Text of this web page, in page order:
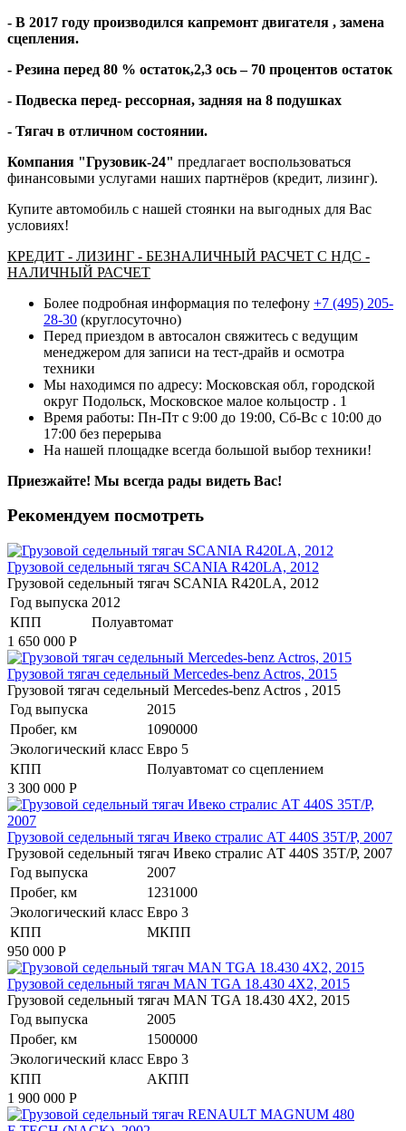
- В 2017 году производился капремонт двигателя , замена
сцепления.
- Резина перед 80 % остаток,2,3 ось – 70 процентов остаток
- Подвеска перед- рессорная, задняя на 8 подушках
- Тягач в отличном состоянии.
Компания "Грузовик-24" предлагает воспользоваться
финансовыми услугами наших партнёров (кредит, лизинг).
Купите автомобиль с нашей стоянки на выгодных для Вас
условиях!
КРЕДИТ - ЛИЗИНГ - БЕЗНАЛИЧНЫЙ РАСЧЕТ С НДС -
НАЛИЧНЫЙ РАСЧЕТ
Более подробная информация по телефону +7 (495) 205-
28-30 (круглосуточно)
Перед приездом в автосалон свяжитесь с ведущим
менеджером для записи на тест-драйв и осмотра
техники
Мы находимся по адресу: Московская обл, городской
округ Подольск, Московское малое кольцостр . 1
Время работы: Пн-Пт с 9:00 до 19:00, Сб-Вс с 10:00 до
17:00 без перерыва
На нашей площадке всегда большой выбор техники!
Приезжайте! Мы всегда рады видеть Вас!
Рекомендуем посмотреть
Грузовой седельный тягач SCANIA R420LA, 2012
Грузовой седельный тягач SCANIA R420LA, 2012
Год выпуска 2012
КПП
Полуавтомат
1 650 000 Р
Грузовой тягач седельный Mercedes-benz Actros, 2015
Грузовой тягач седельный Mercedes-benz Actros , 2015
Год выпуска
2015
Пробег, км
1090000
Экологический класс Евро 5
КПП
Полуавтомат со сцеплением
3 300 000 Р
Грузовой седельный тягач Ивеко стралис АТ 440S 35T/P, 2007
Грузовой седельный тягач Ивеко стралис АТ 440S 35T/P, 2007
Год выпуска
2007
Пробег, км
1231000
Экологический класс Евро 3
КПП
МКПП
950 000 Р
​Грузовой седельный тягач MAN TGA 18.430 4X2, 2015
​Грузовой седельный тягач MAN TGA 18.430 4X2, 2015
Год выпуска
2005
Пробег, км
1500000
Экологический класс Евро 3
КПП
АКПП
1 900 000 Р